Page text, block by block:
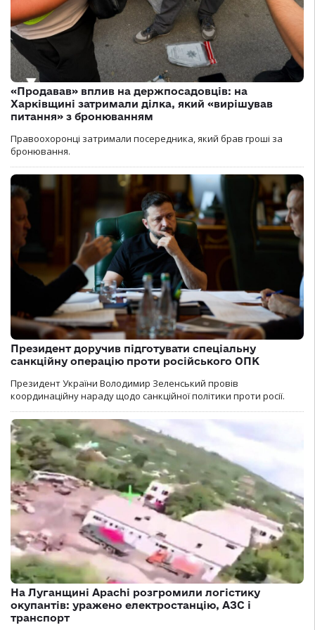
«Продавав» вплив на держпосадовців: на
Харківщині затримали ділка, який «вирішував
питання» з бронюванням
Правоохоронці затримали посередника, який брав гроші за
бронювання.
Президент доручив підготувати спеціальну
санкційну операцію проти російського ОПК
Президент України Володимир Зеленський провів
координаційну нараду щодо санкційної політики проти росії.
На Луганщині Apachi розгромили логістику
окупантів: уражено електростанцію, АЗС і
транспорт